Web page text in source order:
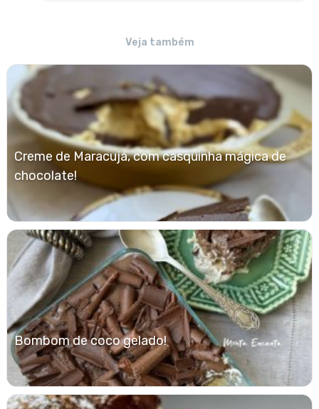
Veja também
Creme de Maracujá, com casquinha mágica de
chocolate!
Bombom de coco gelado!